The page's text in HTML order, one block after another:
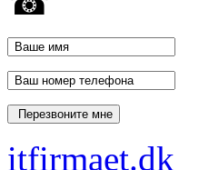
itfirmaet.dk